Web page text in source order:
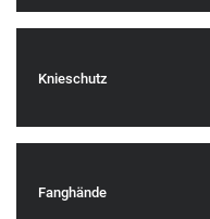
Knieschutz
Fanghände